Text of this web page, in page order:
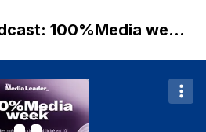
Podcast: 100%Media week, le podcast The Media Leader FR